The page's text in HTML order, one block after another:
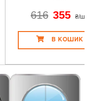
616 355 ₴/
В КОШИК